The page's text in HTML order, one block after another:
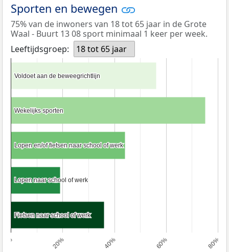
Sporten en bewegen
75% van de inwoners van 18 tot 65 jaar in de Grote
Waal - Buurt 13 08 sport minimaal 1 keer per week.
Leeftijdsgroep:
18 tot 65 jaar
0% 20% 40% 60% 80%
Voldoet aan de beweegrichtlijn
Voldoet aan de beweegrichtlijn
Wekelijks sporten
Wekelijks sporten
Lopen en/of fietsen naar school of werk
Lopen en/of fietsen naar school of werk
Lopen naar school of werk
Lopen naar school of werk
Fietsen naar school of werk
Fietsen naar school of werk